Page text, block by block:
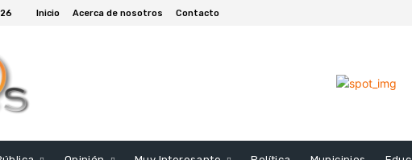
Inicio Acerca de nosotros Contacto